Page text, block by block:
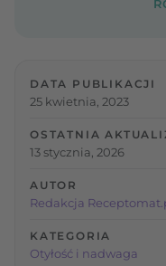
DATA PUBLIKACJI
25 kwietnia, 2023
OSTATNIA
13 stycznia, 2026
AUTOR
Redakcja
KATEGORIA
Otyłość i nadwaga